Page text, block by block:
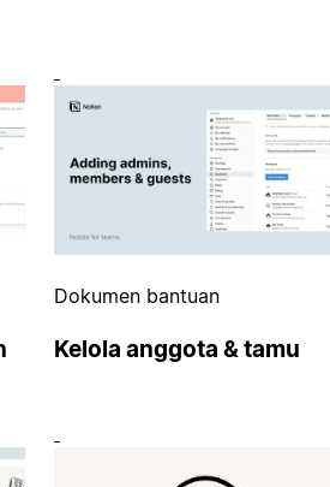
Dokumen bantuan
Kelola anggota & tamu